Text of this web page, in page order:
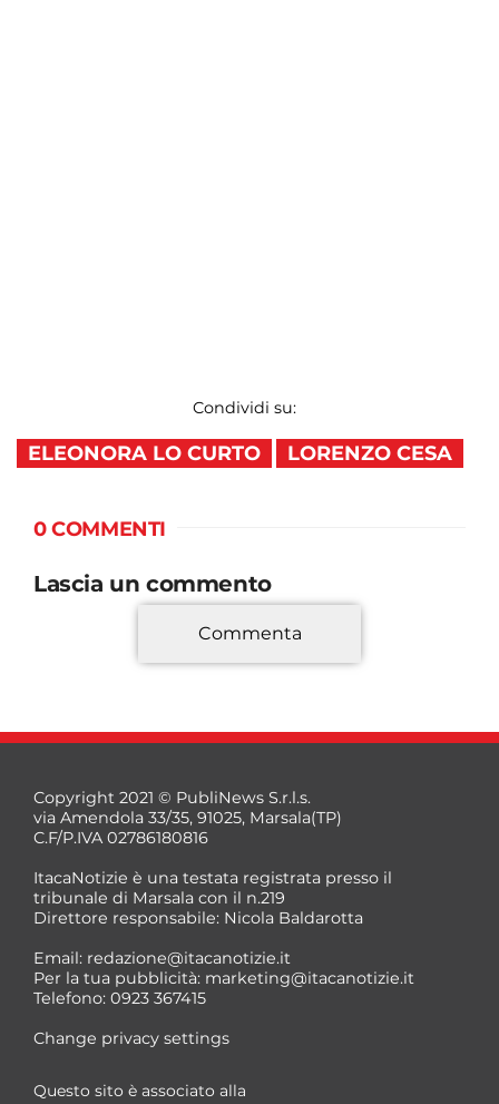
Condividi su:
ELEONORA LO CURTO LORENZO CESA
0 COMMENTI
Lascia un commento
*
*
Commenta
Copyright 2021 © PubliNews S.r.l.s.
via Amendola 33/35, 91025, Marsala(TP)
C.F/P.IVA 02786180816
ItacaNotizie è una testata registrata presso il
tribunale di Marsala con il n.219
Direttore responsabile: Nicola Baldarotta
Email: redazione@itacanotizie.it
Per la tua pubblicità: marketing@itacanotizie.it
Telefono: 0923 367415
Change privacy settings
Questo sito è associato alla